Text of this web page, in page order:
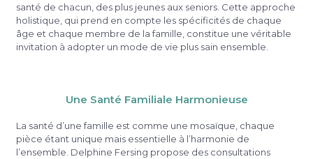
santé de chacun, des plus jeunes aux seniors. Cette approche
holistique, qui prend en compte les spécificités de chaque
âge et chaque membre de la famille, constitue une véritable
invitation à adopter un mode de vie plus sain ensemble.
Une Santé Familiale Harmonieuse
La santé d’une famille est comme une mosaïque, chaque
pièce étant unique mais essentielle à l’harmonie de
l’ensemble. Delphine Fersing propose des consultations